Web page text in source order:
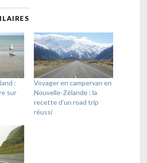
dans
une
nouvelle
fenêtre)
:
sur
Voyager en campervan en
Nouvelle-Zélande : la
recette d’un road trip
réussi